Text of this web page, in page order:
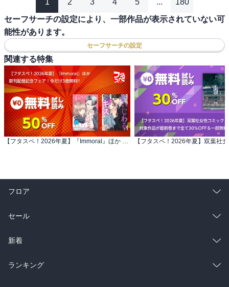
セーフサーチの設定により、一部作品が表示されていない可
能性があります。
セーフサーチの設定
関連する特集
【フタスペ！2026年夏】『Immoral』ほか 新刊配信記念フェア！今だけ3巻無料!!
フロア
総合
ラノベ
雑誌・グラビア
セール
総合
ラノベ
新着
総合
ランキング